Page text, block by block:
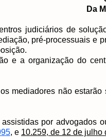
Da
judiciários de
pré-processuais e
e a organização do
mediadores não
por advogados
, e 10.259, de 12 de julho